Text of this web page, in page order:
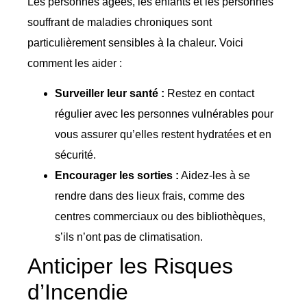
souffrant de maladies chroniques sont
particulièrement sensibles à la chaleur. Voici
comment les aider :
Surveiller leur santé : Restez en contact
régulier avec les personnes vulnérables pour
vous assurer qu’elles restent hydratées et en
sécurité.
Encourager les sorties : Aidez-les à se
rendre dans des lieux frais, comme des
centres commerciaux ou des bibliothèques,
s’ils n’ont pas de climatisation.
Anticiper les Risques
d’Incendie